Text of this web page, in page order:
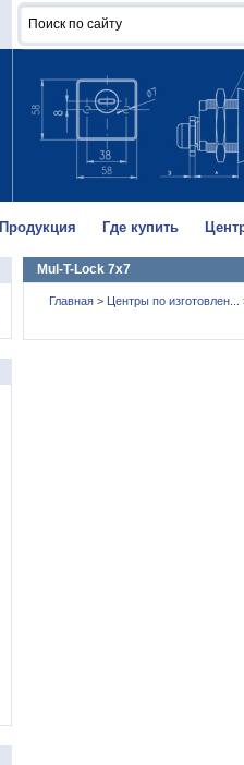
Продукция Где купить
Mul-T-Lock 7x7
Главная > Центры по изготовлен...